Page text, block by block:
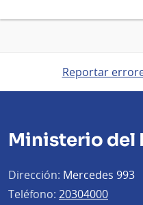
Reportar
Ministerio del
Dirección: Mercedes 993
Teléfono: 20304000